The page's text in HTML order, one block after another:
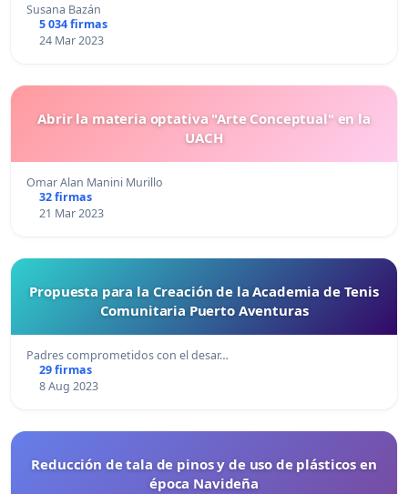
Susana Bazán
5 034 firmas
24 Mar 2023
Abrir la materia optativa "Arte Conceptual" en la
UACH
Omar Alan Manini Murillo
32 firmas
21 Mar 2023
Propuesta para la Creación de la Academia de Tenis
Comunitaria Puerto Aventuras
Padres comprometidos con el desar…
29 firmas
8 Aug 2023
Reducción de tala de pinos y de uso de plásticos en
época Navideña